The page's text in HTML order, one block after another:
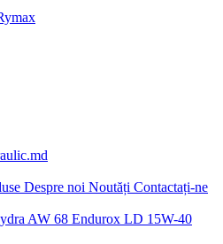
Despre noi Noutăți Contactați-ne
AW 68 Endurox LD 15W-40